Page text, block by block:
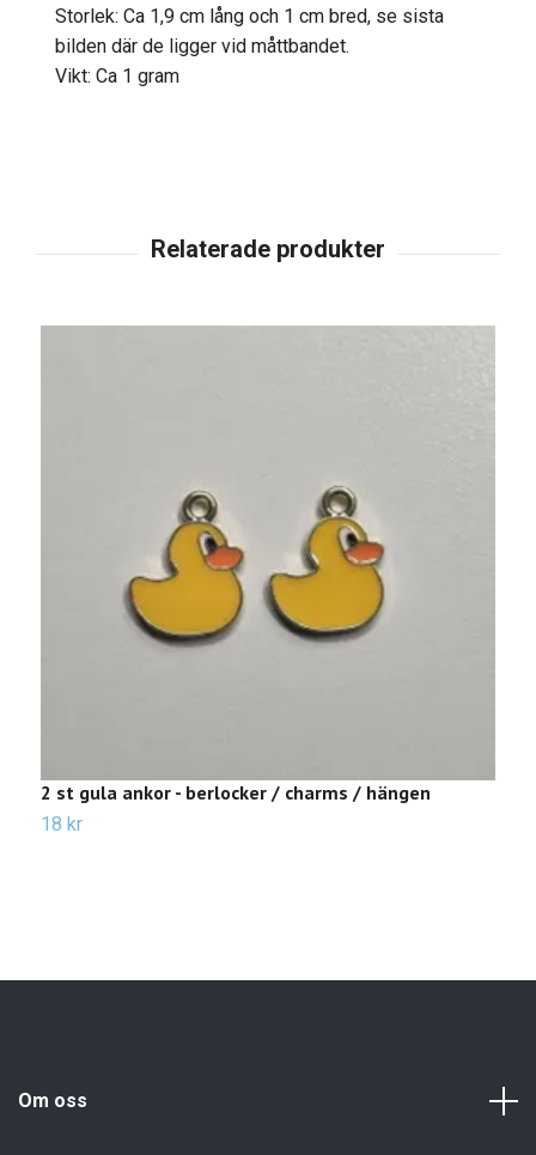
Storlek: Ca 1,9 cm lång och 1 cm bred, se sista
bilden där de ligger vid måttbandet.
Vikt: Ca 1 gram
2 st gula ankor - berlocker / charms / hängen
18 kr
Om oss